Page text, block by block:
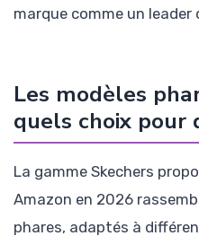
marque comme un leader
Les modèles
quels choix pour
La gamme Skechers
Amazon en 2026
phares, adaptés à